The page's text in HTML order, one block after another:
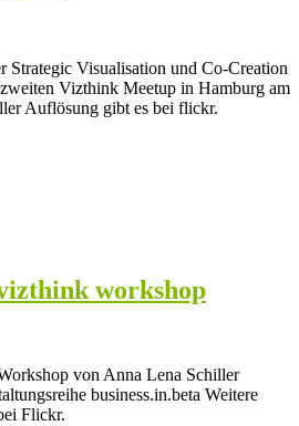
Strategic Visualisation und Co-Creation
Vizthink Meetup in Hamburg am
Auflösung gibt es bei flickr.
workshop
von Anna Lena Schiller
business.in.beta Weitere
Flickr.